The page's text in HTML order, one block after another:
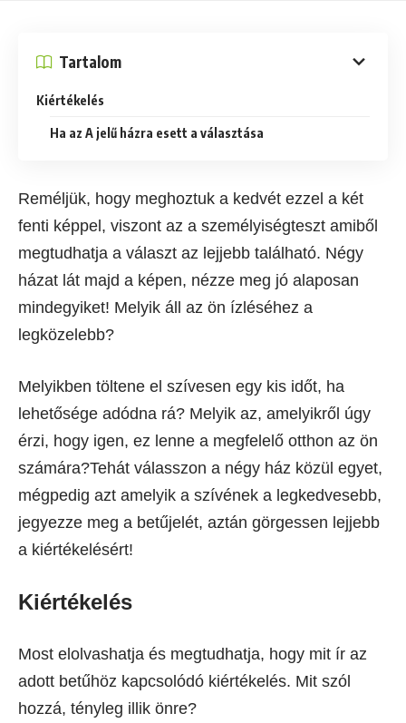
Tartalom
Kiértékelés
Ha az A jelű házra esett a választása
Reméljük, hogy meghoztuk a kedvét ezzel a két
fenti képpel, viszont az a személyiségteszt amiből
megtudhatja a választ az lejjebb található. Négy
házat lát majd a képen, nézze meg jó alaposan
mindegyiket! Melyik áll az ön ízléséhez a
legközelebb?
Melyikben töltene el szívesen egy kis időt, ha
lehetősége adódna rá? Melyik az, amelyikről úgy
érzi, hogy igen, ez lenne a megfelelő otthon az ön
számára?Tehát válasszon a négy ház közül egyet,
mégpedig azt amelyik a szívének a legkedvesebb,
jegyezze meg a betűjelét, aztán görgessen lejjebb
a kiértékelésért!
Kiértékelés
Most elolvashatja és megtudhatja, hogy mit ír az
adott betűhöz kapcsolódó kiértékelés. Mit szól
hozzá, tényleg illik önre?